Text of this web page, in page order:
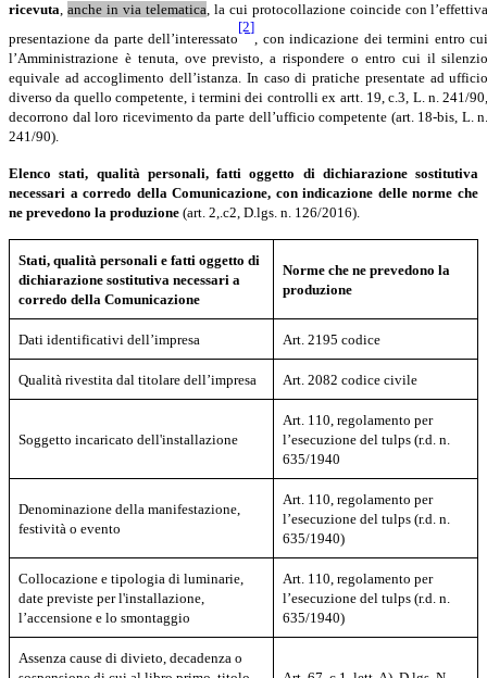
ricevuta, anche in via telematica, la cui protocollazione coincide con
presentazione da parte dell’interessato
[2]
, con indicazione dei termini entro
l’Amministrazione è tenuta, ove previsto, a rispondere o entro cui il
equivale ad accoglimento dell’istanza. In caso di pratiche presentate ad
diverso da quello competente, i termini dei controlli ex artt. 19, c.3, L. n. 241/
decorrono dal loro ricevimento da parte dell’ufficio competente (art. 18-bis, L.
241/90).
Elenco stati, qualità personali, fatti oggetto di dichiarazione sostitutiva
necessari a corredo della Comunicazione, con indicazione delle norme che
ne prevedono la produzione (art. 2,.c2, D.lgs. n. 126/2016).
Stati, qualità personali e fatti oggetto di
dichiarazione sostitutiva necessari a
corredo della Comunicazione
Norme che ne prevedono la
produzione
Dati identificativi dell’impresa Art. 2195 codice
Qualità rivestita dal titolare dell’impresa Art. 2082 codice civile
Soggetto incaricato dell'installazione
Art. 110, regolamento per
l’esecuzione del tulps (r.d. n.
635/1940
Denominazione della manifestazione,
festività o evento
Art. 110, regolamento per
l’esecuzione del tulps (r.d. n.
635/1940)
Collocazione e tipologia di luminarie,
date previste per l'installazione,
l’accensione e lo smontaggio
Art. 110, regolamento per
l’esecuzione del tulps (r.d. n.
635/1940)
Assenza cause di divieto, decadenza o